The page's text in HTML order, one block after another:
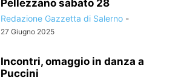
Pellezzano sabato 28
Redazione Gazzetta di Salerno -
27 Giugno 2025
Incontri, omaggio in danza a
Puccini